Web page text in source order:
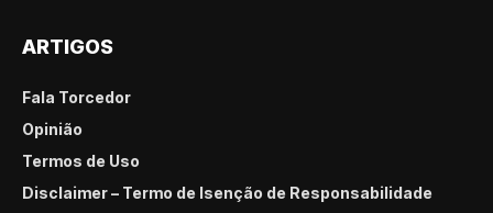
ARTIGOS
Fala Torcedor
Opinião
Termos de Uso
Disclaimer – Termo de Isenção de Responsabilidade